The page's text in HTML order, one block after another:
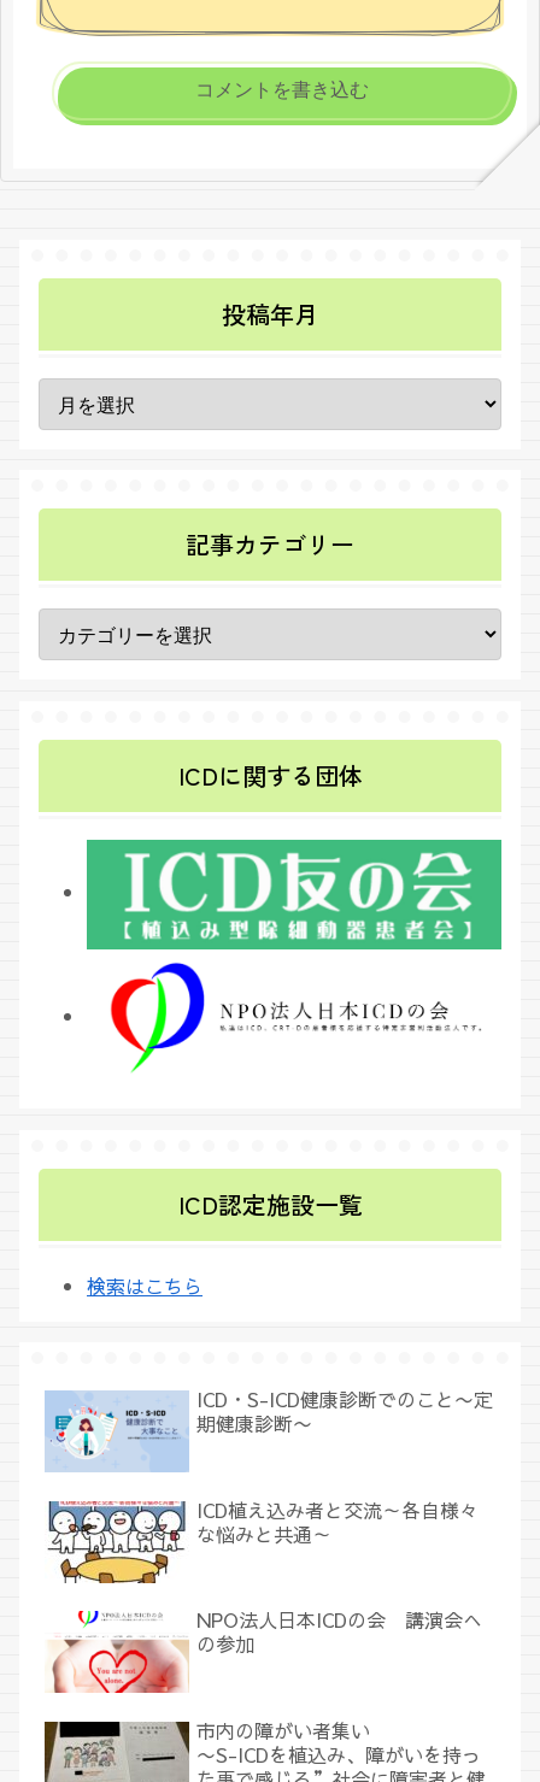
コメントを書き込む
投稿年月
記事カテゴリー
ICDに関する団体
ICD認定施設一覧
検索はこちら
ICD・S-ICD健康診断でのこと〜定
期健康診断〜
ICD植え込み者と交流～各自様々
な悩みと共通～
NPO法人日本ICDの会 講演会へ
の参加
市内の障がい者集い
〜S-ICDを植込み、障がいを持っ